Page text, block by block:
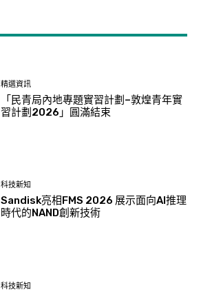
精選資訊
「民青局內地專題實習計劃–敦煌青年實
習計劃2026」圓滿結束
科技新知
Sandisk亮相FMS 2026 展示面向AI推理
時代的NAND創新技術
科技新知